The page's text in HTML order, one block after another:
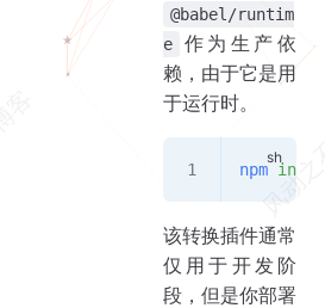
@babel/runtim
e
作为生产依
赖，由于它是用
于运行时。
npm
该转换插件通常
仅用于开发阶
段，但是你部署